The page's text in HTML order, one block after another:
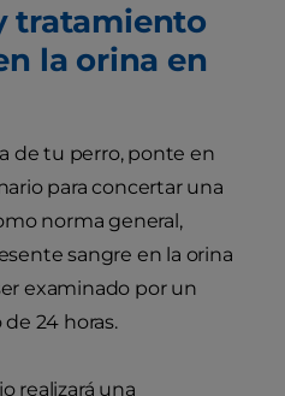
tratamiento
la orina en
de tu perro, ponte en
para concertar una
norma general,
sangre en la orina
examinado por un
24 horas.
realizará una